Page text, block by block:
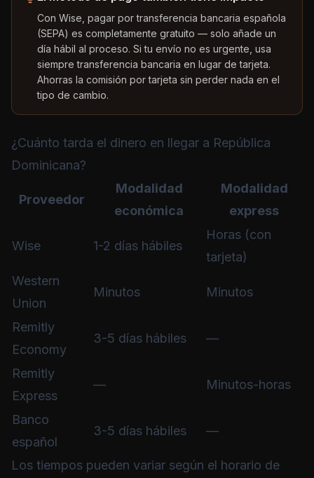
Con Wise, pagar por transferencia bancaria española
(SEPA) es completamente gratuito — solo añade un
día hábil al proceso. Si tu envío no es urgente, usa
siempre transferencia bancaria en lugar de tarjeta.
Ahorras la comisión por tarjeta sin perder nada en el
tipo de cambio.
¿Cuánto tarda el dinero en llegar a República
Dominicana?
Proveedor
Modalidad
económica
Modalidad
express
Wise 1-2 días hábiles
Horas (con
tarjeta)
Western
Union
Minutos Minutos
Remitly
Economy
3-5 días hábiles —
Remitly
Express
— Minutos-horas
Banco
español
3-5 días hábiles —
Los tiempos pueden variar según el horario de